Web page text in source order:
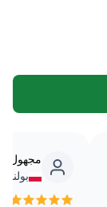
مجهول •
بولندا